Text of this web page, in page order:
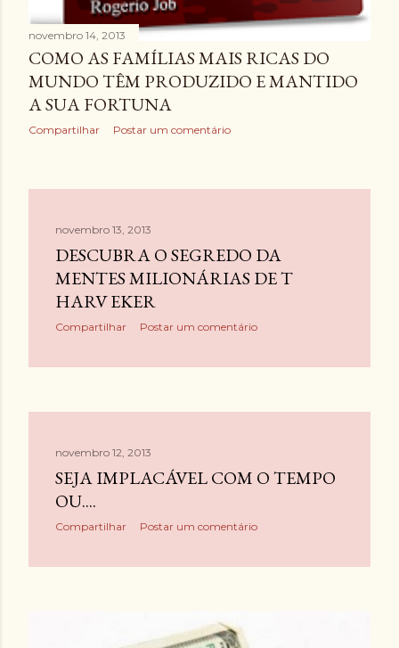
novembro 14, 2013
COMO AS FAMÍLIAS MAIS RICAS DO
MUNDO TÊM PRODUZIDO E MANTIDO
A SUA FORTUNA
Compartilhar Postar um comentário
novembro 13, 2013
DESCUBRA O SEGREDO DA
MENTES MILIONÁRIAS DE T
HARV EKER
Compartilhar Postar um comentário
novembro 12, 2013
SEJA IMPLACÁVEL COM O TEMPO
OU....
Compartilhar Postar um comentário